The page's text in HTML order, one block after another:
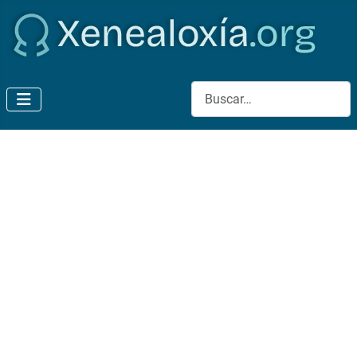
Buscar